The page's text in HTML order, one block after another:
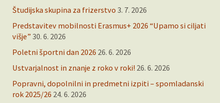
Študijska skupina za frizerstvo 3. 7. 2026
Predstavitev mobilnosti Erasmus+ 2026 “Upamo si ciljati
višje” 30. 6. 2026
Poletni športni dan 2026 26. 6. 2026
Ustvarjalnost in znanje z roko v roki! 26. 6. 2026
Popravni, dopolnilni in predmetni izpiti – spomladanski
rok 2025/26 24. 6. 2026